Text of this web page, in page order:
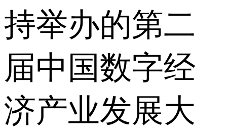
持举办的第二
届中国数字经
济产业发展大